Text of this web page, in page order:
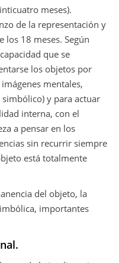
meses).
de la representación y
los 18 meses. Según
que se
los objetos por
mentales,
y para actuar
interna, con el
a pensar en los
sin recurrir siempre
está totalmente
del objeto, la
importantes